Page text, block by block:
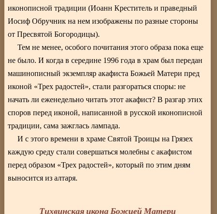
иконописной традиции (Иоанн Креститель и праведный
Иосиф Обручник на нем изображены по разные стороны
от Пресвятой Богородицы).
Тем не менее, особого почитания этого образа пока еще
не было. И когда в середине 1996 года в храм был передан
машинописный экземпляр акафиста Божьей Матери пред
иконой «Трех радостей», стали разгораться споры: не
начать ли еженедельно читать этот акафист? В разгар этих
споров перед иконой, написанной в русской иконописной
традиции, сама зажглась лампада.
И с этого времени в храме Святой Троицы на Грязех
каждую среду стали совершаться молебны с акафистом
перед образом «Трех радостей», который по этим дням
выносится из алтаря.
Тихвинская икона Божией Матери